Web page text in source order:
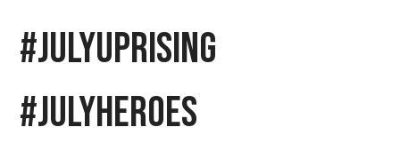
#JulyUprising
#JulyHeroes